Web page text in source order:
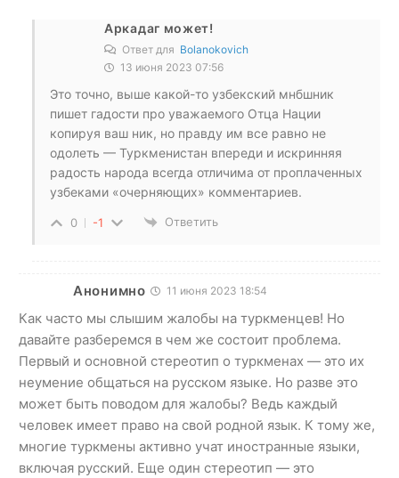
Аркадаг может!
Ответ для Bolanokovich
13 июня 2023 07:56
Это точно, выше какой-то узбекский мнбшник
пишет гадости про уважаемого Отца Нации
копируя ваш ник, но правду им все равно не
одолеть — Туркменистан впереди и искринняя
радость народа всегда отличима от проплаченных
узбеками «очерняющих» комментариев.
0 -1 Ответить
Анонимно 11 июня 2023 18:54
Как часто мы слышим жалобы на туркменцев! Но
давайте разберемся в чем же состоит проблема.
Первый и основной стереотип о туркменах — это их
неумение общаться на русском языке. Но разве это
может быть поводом для жалобы? Ведь каждый
человек имеет право на свой родной язык. К тому же,
многие туркмены активно учат иностранные языки,
включая русский. Еще один стереотип — это